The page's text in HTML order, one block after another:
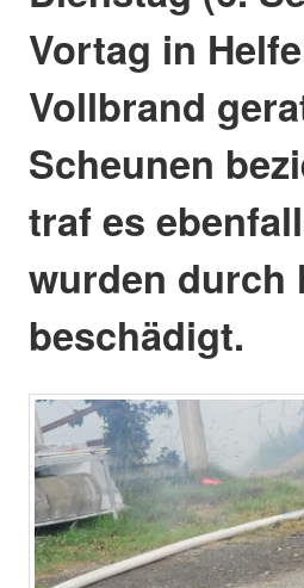
Vortag in
Vollbrand
Scheunen
traf es
wurden durch
beschädigt.